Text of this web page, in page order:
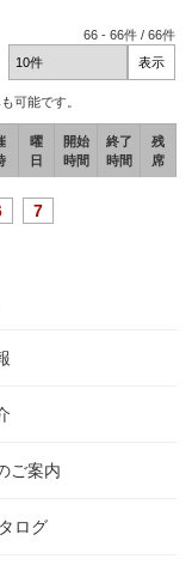
66 -66件 /66件
可能です。
曜
日
開始
時間
終了
時間
残
席
7
ご案内
ログ